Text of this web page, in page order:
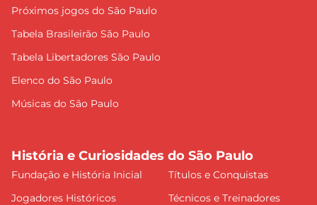
Próximos jogos do São Paulo
Tabela Brasileirão São Paulo
Tabela Libertadores São Paulo
Elenco do São Paulo
Músicas do São Paulo
História e Curiosidades do São Paulo
Fundação e História Inicial
Títulos e Conquistas
Jogadores Históricos
Técnicos e Treinadores